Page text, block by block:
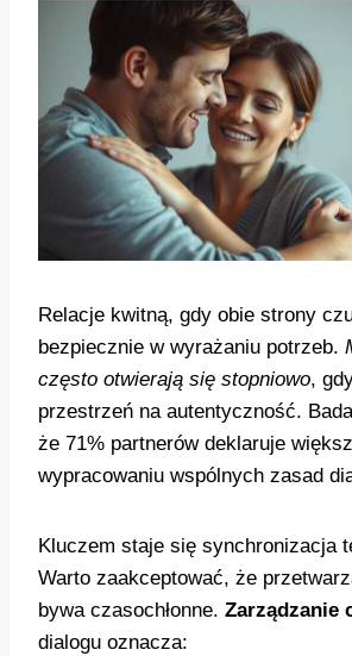
Relacje kwitną, gdy obie strony
bezpiecznie w wyrażaniu potrzeb.
często otwierają się stopniowo,
przestrzeń na autentyczność.
że 71% partnerów deklaruje
wypracowaniu wspólnych zasad
Kluczem staje się synchronizacja
Warto zaakceptować, że
bywa czasochłonne. Zarządzanie
dialogu oznacza: